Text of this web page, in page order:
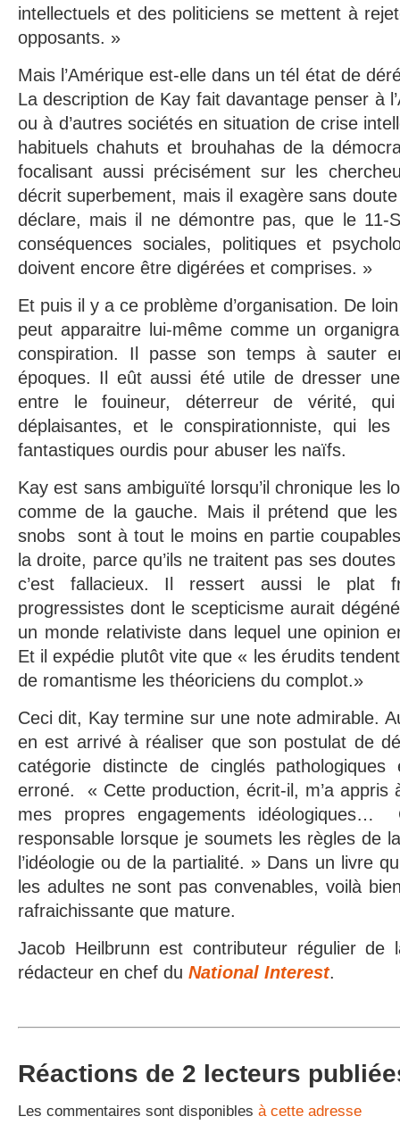
intellectuels et des politiciens se mettent à
opposants. »
Mais l’Amérique est-elle dans un tél état de
La description de Kay fait davantage penser à
ou à d’autres sociétés en situation de crise
habituels chahuts et brouhahas de la
focalisant aussi précisément sur les
décrit superbement, mais il exagère sans
déclare, mais il ne démontre pas, que le 11-
conséquences sociales, politiques et
doivent encore être digérées et comprises. »
Et puis il y a ce problème d’organisation. De
peut apparaitre lui-même comme un
conspiration. Il passe son temps à sauter
époques. Il eût aussi été utile de dresser
entre le fouineur, déterreur de vérité,
déplaisantes, et le conspirationniste, qui
fantastiques ourdis pour abuser les naïfs.
Kay est sans ambiguïté lorsqu’il chronique les
comme de la gauche. Mais il prétend que
snobs sont à tout le moins en partie
la droite, parce qu’ils ne traitent pas ses
c’est fallacieux. Il ressert aussi le plat
progressistes dont le scepticisme aurait
un monde relativiste dans lequel une opinion
Et il expédie plutôt vite que « les érudits
de romantisme les théoriciens du complot.»
Ceci dit, Kay termine sur une note admirable.
en est arrivé à réaliser que son postulat de
catégorie distincte de cinglés pathologiques
erroné. « Cette production, écrit-il, m’a appris
mes propres engagements idéologiques…
responsable lorsque je soumets les règles de
l’idéologie ou de la partialité. » Dans un livre
les adultes ne sont pas convenables, voilà
rafraichissante que mature.
Jacob Heilbrunn est contributeur régulier de
rédacteur en chef du National Interest.
Réactions de 2 lecteurs
Les commentaires sont disponibles à cette adresse